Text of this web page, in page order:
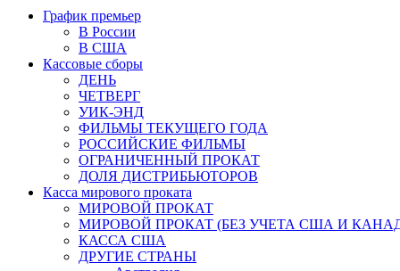
График премьер
В России
В США
Кассовые сборы
ДЕНЬ
ЧЕТВЕРГ
УИК-ЭНД
ФИЛЬМЫ ТЕКУЩЕГО ГОДА
РОССИЙСКИЕ ФИЛЬМЫ
ОГРАНИЧЕННЫЙ ПРОКАТ
ДОЛЯ ДИСТРИБЬЮТОРОВ
Касса мирового проката
МИРОВОЙ ПРОКАТ
МИРОВОЙ ПРОКАТ (БЕЗ УЧЕТА США И
КАССА США
ДРУГИЕ СТРАНЫ